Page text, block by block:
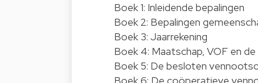
Boek 1: Inleidende bepalingen
Boek 2: Bepalingen
Boek 3: Jaarrekening
Boek 4: Maatschap, VOF en
Boek 5: De besloten